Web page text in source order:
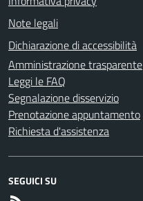
Note legali
Dichiarazione di accessibilità
Amministrazione trasparente
Leggi le FAQ
Segnalazione disservizio
Prenotazione appuntamento
Richiesta d'assistenza
SEGUICI SU